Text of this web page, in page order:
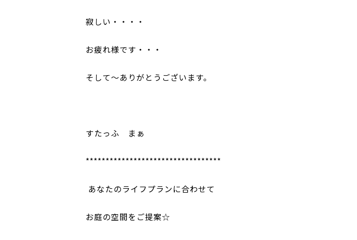
寂しい・・・・
お疲れ様です・・・
そして～ありがとうございます。
すたっふ まぁ
**********************************
あなたのライフプランに合わせて
お庭の空間をご提案☆